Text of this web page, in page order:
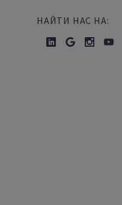
НАЙТИ НАС НА: